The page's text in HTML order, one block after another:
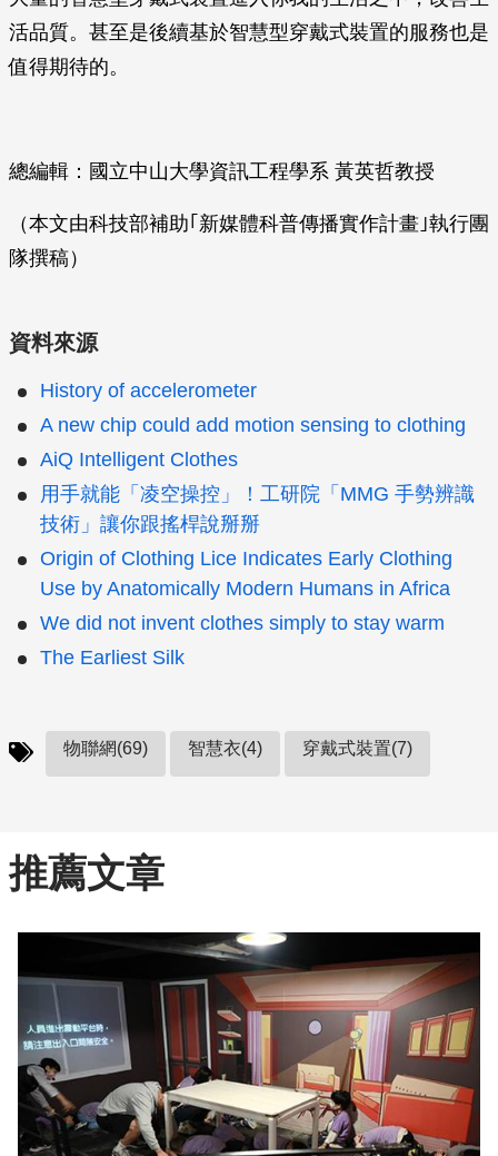
活品質。甚至是後續基於智慧型穿戴式裝置的服務也是
值得期待的。
總編輯：國立中山大學資訊工程學系 黃英哲教授
（本文由科技部補助｢新媒體科普傳播實作計畫｣執行團
隊撰稿）
資料來源
History of accelerometer
A new chip could add motion sensing to clothing
AiQ Intelligent Clothes
用手就能「凌空操控」！工研院「MMG 手勢辨識
技術」讓你跟搖桿說掰掰
Origin of Clothing Lice Indicates Early Clothing
Use by Anatomically Modern Humans in Africa
We did not invent clothes simply to stay warm
The Earliest Silk
物聯網(69) 智慧衣(4) 穿戴式裝置(7)
推薦文章